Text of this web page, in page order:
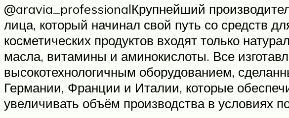
@aravia_professionalКрупнейший
лица, который начинал свой путь со средств
косметических продуктов входят только
масла, витамины и аминокислоты. Все
высокотехнологичным оборудованием,
Германии, Франции и Италии, которые
увеличивать объём производства в условиях